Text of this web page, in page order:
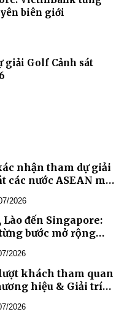
biên giới
giải Golf Cảnh sát
nhận tham dự giải
các nước ASEAN mở
2026
Lào đến Singapore:
bước mở rộng
xuyên biên giới
2026
khách tham quan
hiệu & Giải trí
hợp hội chợ ẩm thực
2026
2026